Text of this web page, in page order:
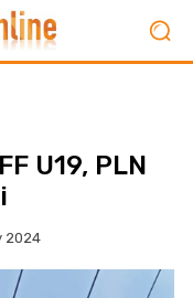
U19, PLN
2024